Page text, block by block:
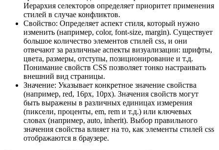
Иерархия селекторов определяет приоритет применения
стилей в случае конфликтов.
Свойство: Определяет аспект стиля, который нужно
изменить (например, color, font-size, margin). Существует
большое количество элементов стилей css, и они
отвечают за различные аспекты визуализации: шрифты,
цвета, размеры, отступы, позиционирование и т.д.
Понимание свойств CSS позволяет тонко настраивать
внешний вид страницы.
Значение: Указывает конкретное значение свойства
(например, red, 16px, 10px). Значения свойств могут
быть выражены в различных единицах измерения
(пиксели, проценты, em, rem и т.д.) или ключевых
словах (например, auto, inherit). Выбор правильного
значения свойства влияет на то, как элементы стилей css
отображаются в браузере.